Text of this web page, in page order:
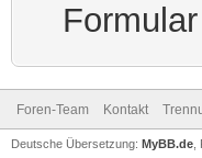
Foren-Team Kontakt
Deutsche Übersetzung: MyBB.de